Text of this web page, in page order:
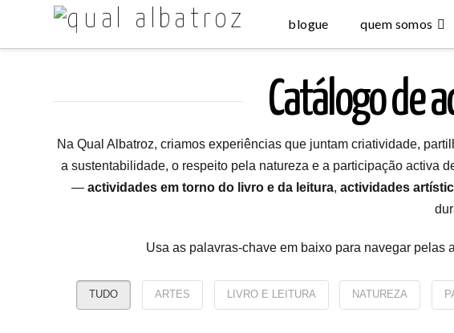
blogue quem somos
Catálogo de
Na Qual Albatroz, criamos experiências que juntam criatividade,
a sustentabilidade, o respeito pela natureza e a participação activa
— actividades em torno do livro e da leitura, actividades
Usa as palavras-chave em baixo para navegar pelas
TUDO ARTES LIVRO E LEITURA NATUREZA